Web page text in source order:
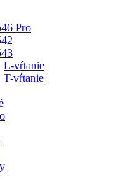
Pro
L-vŕtanie
T-vŕtanie